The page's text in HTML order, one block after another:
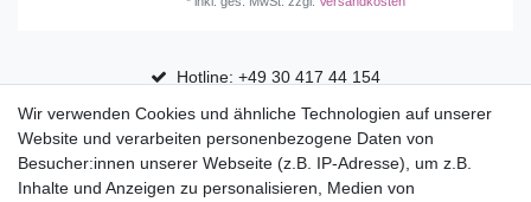
Hotline: +49 30 417 44 154
30 Tage Rückgaberecht
Versandfrei ab 75 € in Deutschland
Wir verwenden Cookies und ähnliche Technologien auf unserer
Website und verarbeiten personenbezogene Daten von
Besucher:innen unserer Webseite (z.B. IP-Adresse), um z.B.
Inhalte und Anzeigen zu personalisieren, Medien von